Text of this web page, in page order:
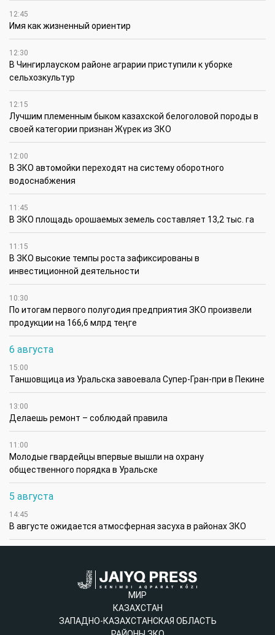
12:45
Имя как жизненный ориентир
12:30
В Чингирлауском районе аграрии приступили к уборке
сельхозкультур
12:15
Лучшим племенным быком казахской белоголовой породы в
своей категории признан Жүрек из ЗКО
12:00
В ЗКО автомойки переходят на систему оборотного
водоснабжения
11:45
В ЗКО площадь орошаемых земель составляет 13,2 тыс. га
11:15
В ЗКО высокие темпы роста зафиксированы в
инвестиционной деятельности
10:30
По итогам первого полугодия предприятия ЗКО произвели
продукции на 166,6 млрд теңге
6 августа
15:00
Таншовщица из Уральска завоевала Супер-Гран-при в Пекине
13:00
Делаешь ремонт – соблюдай правила
11:00
Молодые гвардейцы впервые вышли на охрану
общественного порядка в Уральске
5 августа
14:45
В августе ожидается атмосферная засуха в районах ЗКО
МИР
КАЗАХСТАН
ЗАПАДНО-КАЗАХСТАНСКАЯ ОБЛАСТЬ